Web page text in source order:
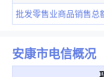
批发零售业商品销售总
安康市电信概况